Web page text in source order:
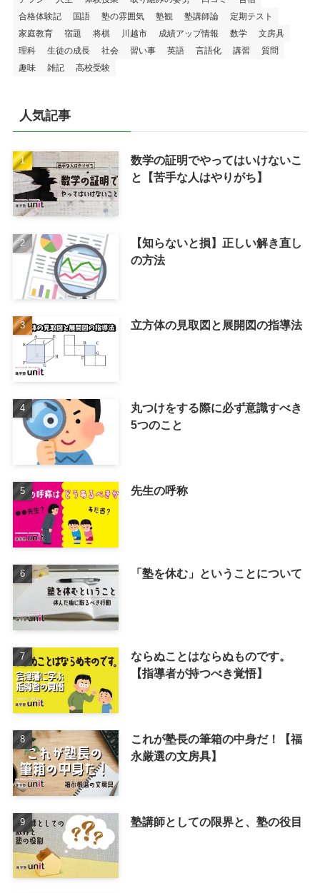
合格体験記
国語 塾の雰囲気 塾観 塾講師論
定期テスト
家庭教育
宿題 将棋 川越市 成績アップ情報 数学
文房具
理科
生徒の成長 社会 習い事 英語 言語化 講習
質問
趣味
雑記 高校受験
人気記事
数学の証明でやってはいけないこ
と【苦手な人はやりがち】
【知らないと損】正しい解き直し
の方法
立方体の見取図と展開図の指導法
丸つけをする際に必ず意識すべき
5つのこと
先生の呼称
「塾を休む」ということについて
ならぬことはならぬものです。
【指導者が持つべき覚悟】
これが塾長の筆箱の中身だ！【福
永厳選の文房具】
塾講師としての限界と、塾の役目